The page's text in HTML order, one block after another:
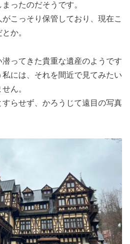
ったのだそうです。
こっそり保管しており、現在こ
か。
潜ってきた貴重な遺産のようです
には、それを間近で見てみたい
ん。
らせず、かろうじて遠目の写真